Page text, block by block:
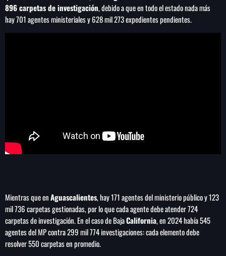
896 carpetas de investigación, debido a que en todo el estado nada más
hay 701 agentes ministeriales y 628 mil 273 expedientes pendientes.
Mientras que enAguascalientes, hay 171 agentes del ministerio público y 123
mil 736 carpetas gestionadas, por lo que cada agente debe atender 724
carpetas de investigación. En el caso de BajaCalifornia, en 2024 había 545
agentes del MP contra 299 mil 774 investigaciones: cada elemento debe
resolver 550 carpetas en promedio.